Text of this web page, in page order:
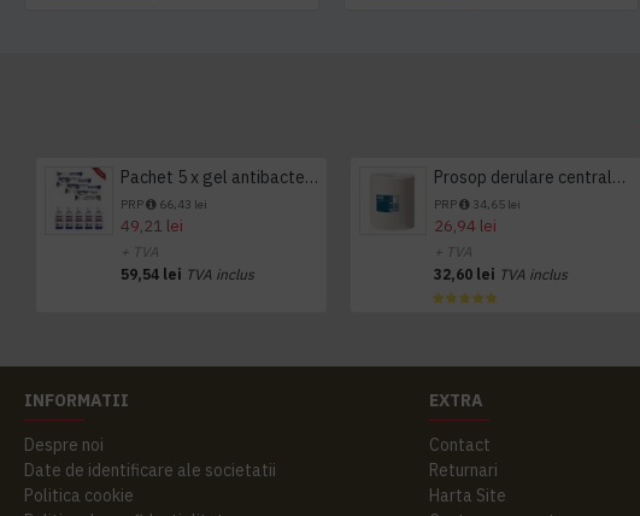
Pachet 5 x gel antibacterian 50ml si 3 x Servetele antibacteriene 48 buc Hygienium
PRP 66,43 lei
49,21 lei
+ TVA
59,54 lei TVA inclus
Prosop derulare centrala 1 pliu, 300 m Tork
PRP 34,65 lei
26,94 lei
+ TVA
32,60 lei TVA inclus
INFORMATII
Despre noi
Date de identificare ale societatii
Politica cookie
EXTRA
Contact
Returnari
Harta Site